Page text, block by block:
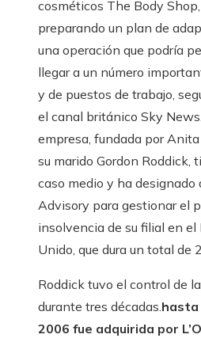
cosméticos The Body
preparando un plan de
una operación que podría
llegar a un número
y de puestos de trabajo,
el canal británico Sky
empresa, fundada por
su marido Gordon Roddick,
caso medio y ha designado
Advisory para gestionar el
insolvencia de su filial en el
Unido, que dura un total de
Roddick tuvo el control de
durante tres décadas.hasta
2006 fue adquirida por